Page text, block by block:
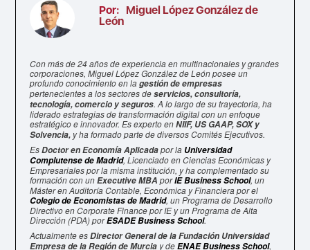
Por: Miguel López González de
León
Con más de 24 años de experiencia en multinacionales y grandes
corporaciones, Miguel López González de León posee un
profundo conocimiento en lagestión de empresas
pertenecientes a los sectores deservicios, consultoría,
tecnología, comercio y seguros. A lo largo de su trayectoria, ha
liderado estrategias de transformación digital con un enfoque
estratégico e innovador. Es experto enNIIF, US GAAP, SOX y
Solvencia, y ha formado parte de diversos Comités Ejecutivos.
EsDoctor en Economía Aplicadapor la Universidad
Complutense de Madrid, Licenciado en Ciencias Económicas y
Empresariales por la misma institución, y ha complementado su
formación con unExecutive MBA porIE Business School, un
Máster en Auditoría Contable, Económica y Financiera por el
Colegio de Economistas de Madrid, un Programa de Desarrollo
Directivo en Corporate Finance por IE y un Programa de Alta
Dirección (PDA) porESADE Business School.
Actualmente esDirector General de la Fundación Universidad
Empresa de la Región de Murcia y deENAE Business School,